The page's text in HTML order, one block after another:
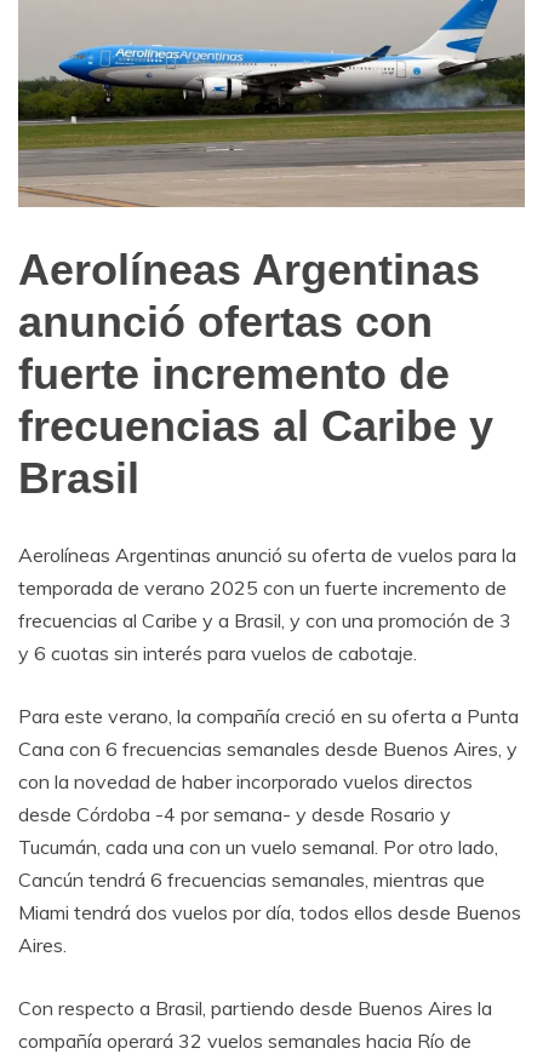
Transporte
Aerolíneas Argentinas
anunció ofertas con
fuerte incremento de
frecuencias al Caribe y
Brasil
Aerolíneas Argentinas anunció su oferta de vuelos para la
temporada de verano 2025 con un fuerte incremento de
frecuencias al Caribe y a Brasil, y con una promoción de 3
y 6 cuotas sin interés para vuelos de cabotaje.
Para este verano, la compañía creció en su oferta a Punta
Cana con 6 frecuencias semanales desde Buenos Aires, y
con la novedad de haber incorporado vuelos directos
desde Córdoba -4 por semana- y desde Rosario y
Tucumán, cada una con un vuelo semanal. Por otro lado,
Cancún tendrá 6 frecuencias semanales, mientras que
Miami tendrá dos vuelos por día, todos ellos desde Buenos
Aires.
Con respecto a Brasil, partiendo desde Buenos Aires la
compañía operará 32 vuelos semanales hacia Río de